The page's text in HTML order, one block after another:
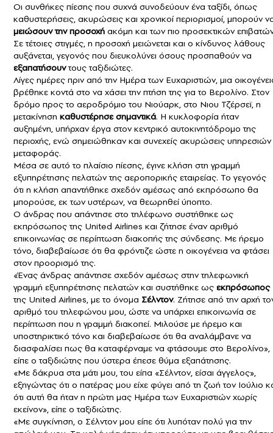
Οι συνθήκες πίεσης που συχνά συνοδεύουν έναταξίδι, όπως
καθυστερήσεις, ακυρώσεις και χρονικοί περιορισμοί, μπορούν
μειώσουν την προσοχή ακόμη και των πιο προσεκτικών
Σε τέτοιες στιγμές, η προσοχή μειώνεται και ο κίνδυνος λάθους
αυξάνεται, γεγονός που διευκολύνει όσους προσπαθούν να
εξαπατήσουντους ταξιδιώτες.
Λίγες ημέρες πριν από την Ημέρα των Ευχαριστιών, μια
βρέθηκε κοντά στο να χάσει την πτήση της για το Βερολίνο. Στον
δρόμο προς το αεροδρόμιο του Νιούαρκ, στο Νιου Τζέρσεϊ, η
μετακίνηση καθυστέρησε σημαντικά. Η κυκλοφορία ήταν
αυξημένη, υπήρχαν έργα στον κεντρικό αυτοκινητόδρομο της
περιοχής, ενώ σημειώθηκαν και συνεχείς ακυρώσεις υπηρεσιών
μεταφοράς.
Μέσα σε αυτό το πλαίσιο πίεσης, έγινε κλήση στη γραμμή
εξυπηρέτησης πελατών της αεροπορικής εταιρείας. Το γεγονός
ότι η κλήση απαντήθηκε σχεδόν αμέσως από εκπρόσωπο θα
μπορούσε, εκ των υστέρων, να θεωρηθεί ύποπτο.
Ο άνδρας που απάντησε στο τηλέφωνο συστήθηκε ως
εκπρόσωπος της United Airlines και ζήτησε έναν αριθμό
επικοινωνίας σε περίπτωση διακοπής της σύνδεσης. Με ήρεμο
τόνο, διαβεβαίωσε ότι θα φρόντιζε ώστε η οικογένεια να φτάσει
στον προορισμό της.
«Ένας άνδρας απάντησε σχεδόν αμέσως στην τηλεφωνική
γραμμή εξυπηρέτησης πελατών και συστήθηκε ως εκπρόσωπος
της United Airlines, με το όνομα Σέλντον. Ζήτησε από την αρχή
αριθμό του τηλεφώνου μου, ώστε να υπάρχει επικοινωνία σε
περίπτωση που η γραμμή διακοπεί. Μιλούσε με ήρεμο και
υποστηρικτικό τόνο και διαβεβαίωσε ότι θα αναλάμβανε να
διασφαλίσει πως θα καταφέρναμε να φτάσουμε στο Βερολίνο»,
είπε ο ταξιδιώτης που ύστερα έπεσε θύμα εξαπάτησης.
«Με δάκρυα στα μάτι μου, του είπα «Σέλντον, είσαι άγγελος»,
εξηγώντας ότι ο πατέρας μου είχε φύγει από τη ζωή τον Ιούλιο
ότι αυτή θα ήταν η πρώτη μας Ημέρα των Ευχαριστιών χωρίς
εκείνον», είπε ο ταξιδιώτης.
«Με συγκίνηση, ο Σέλντον μου είπε ότι λυπόταν πολύ για την